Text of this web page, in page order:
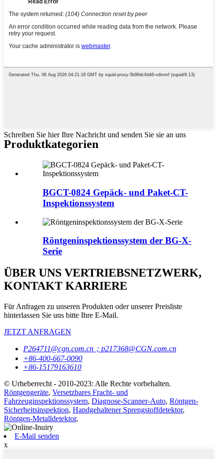
Schreiben Sie hier Ihre Nachricht und senden Sie sie an uns
Produktkategorien
BGCT-0824 Gepäck- und Paket-CT-
Inspektionssystem
Röntgeninspektionssystem der BG-X-
Serie
ÜBER UNS VERTRIEBSNETZWERK,
KONTAKT KARRIERE
Für Anfragen zu unseren Produkten oder unserer Preisliste
hinterlassen Sie uns bitte Ihre E-Mail.
JETZT ANFRAGEN
P264711@cgn.com.cn；p217368@CGN.com.cn
+86-400-667-0090
+86-15179163610
© Urheberrecht - 2010-2023: Alle Rechte vorbehalten.
Röntgengeräte, Versetzbares Fracht- und
Fahrzeuginspektionssystem, Diagnose-Scanner-Auto, Röntgen-
Sicherheitsinspektion, Handgehaltener Sprengstoffdetektor,
Röntgen-Metalldetektor,
E-Mail senden
x